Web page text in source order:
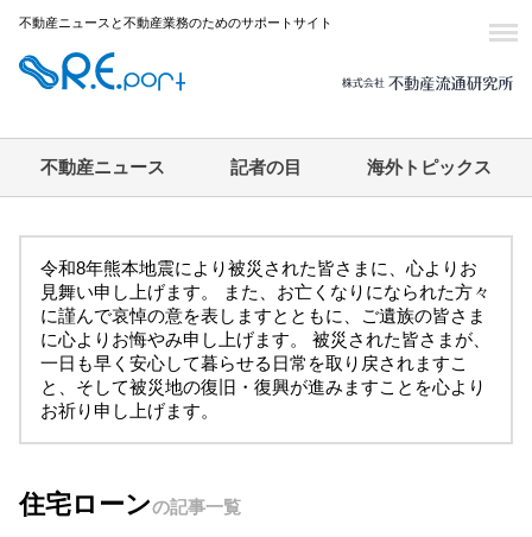
不動産ニュースと不動産業務のためのサポートサイト
不動産ニュース 記者の目 海外トピックス
令和8年熊本地震により被災された皆さまに、心よりお
見舞い申し上げます。 また、お亡くなりになられた方々
に謹んで哀悼の意を表しますとともに、ご遺族の皆さま
に心よりお悔やみ申し上げます。 被災された皆さまが、
一日も早く安心して暮らせる日常を取り戻されますこ
と、そして被災地の復旧・復興が進みますことを心より
お祈り申し上げます。
住宅ローンの記事一覧